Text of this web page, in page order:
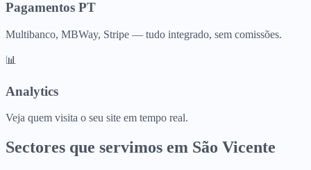
Pagamentos PT
Multibanco, MBWay, Stripe — tudo integrado, sem comissões.
📊
Analytics
Veja quem visita o seu site em tempo real.
Sectores que servimos em São Vicente